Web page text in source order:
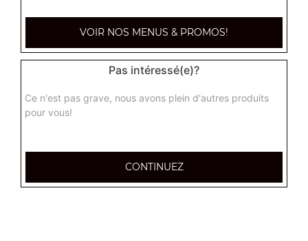
paysanne junior
Base crème fraîche, lardons, pommes de terre, oignons,
oeuf
Base crème fraîche, chorizo, raclette, pomme de terre,
9.90€
VOIR NOS MENUS & PROMOS!
Pas intéressé(e)?
Ce n'est pas grave, nous avons plein d'autres produits
pour vous!
CONTINUEZ